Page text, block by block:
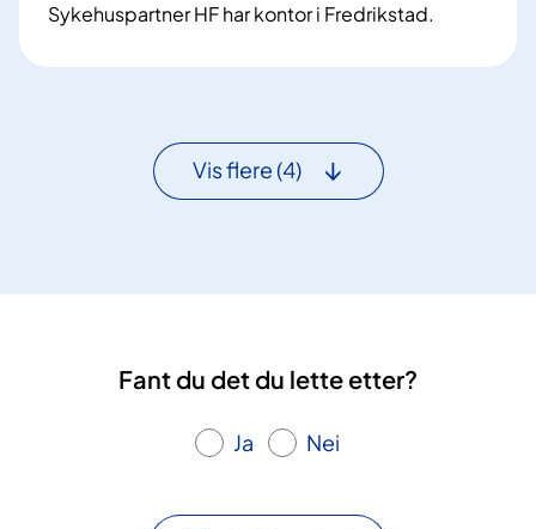
Sykehuspartner HF har kontor i Fredrikstad.
r
a
Vis flere(4)
Fant du det du lette etter?
Ja Nei